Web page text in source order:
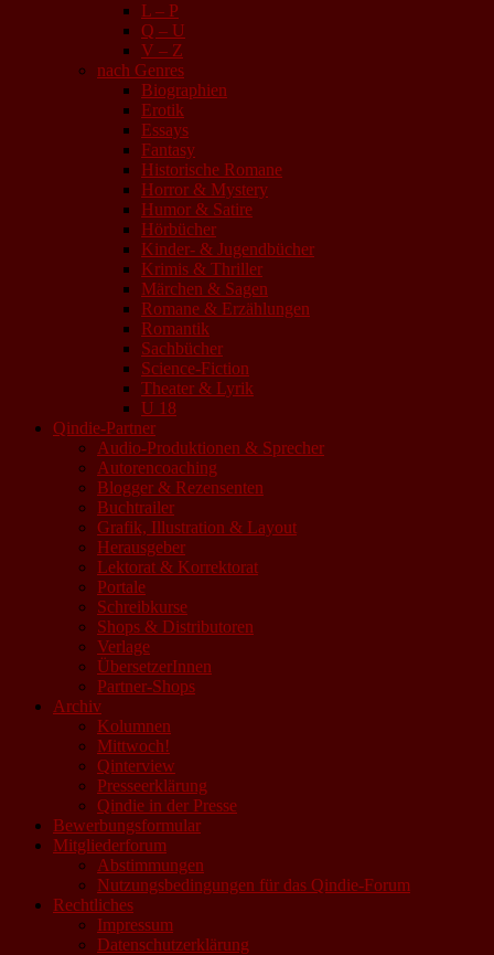
L – P
Q – U
V – Z
nach Genres
Biographien
Erotik
Essays
Fantasy
Historische Romane
Horror & Mystery
Humor & Satire
Hörbücher
Kinder- & Jugendbücher
Krimis & Thriller
Märchen & Sagen
Romane & Erzählungen
Romantik
Sachbücher
Science-Fiction
Theater & Lyrik
U 18
Qindie-Partner
Audio-Produktionen & Sprecher
Autorencoaching
Blogger & Rezensenten
Buchtrailer
Grafik, Illustration & Layout
Herausgeber
Lektorat & Korrektorat
Portale
Schreibkurse
Shops & Distributoren
Verlage
ÜbersetzerInnen
Partner-Shops
Archiv
Kolumnen
Mittwoch!
Qinterview
Presseerklärung
Qindie in der Presse
Bewerbungsformular
Mitgliederforum
Abstimmungen
Nutzungsbedingungen für das Qindie-Forum
Rechtliches
Impressum
Datenschutzerklärung